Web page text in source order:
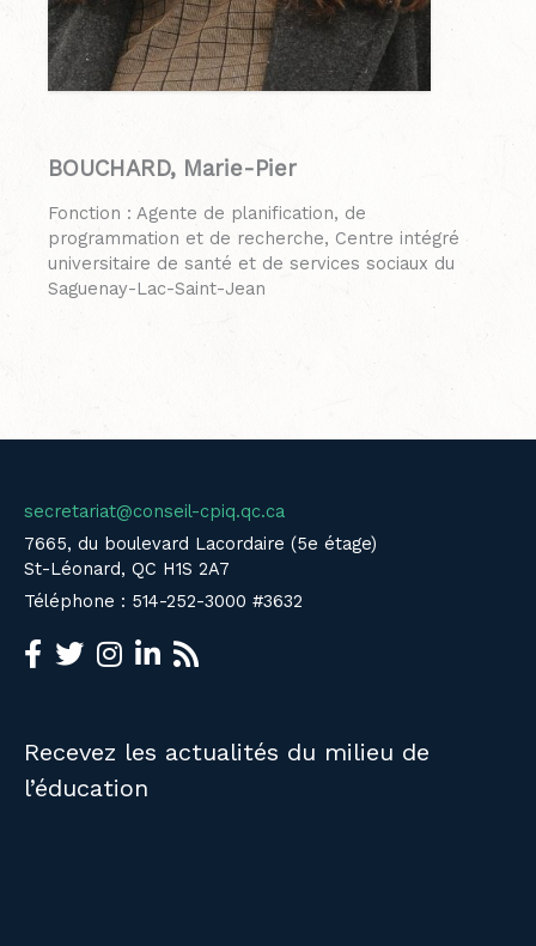
BOUCHARD, Marie-Pier
Fonction : Agente de planification, de
programmation et de recherche, Centre intégré
universitaire de santé et de services sociaux du
Saguenay-Lac-Saint-Jean
secretariat@conseil-cpiq.qc.ca
7665, du boulevard Lacordaire (5e étage)
St-Léonard, QC H1S 2A7
Téléphone : 514-252-3000 #3632
Recevez les actualités du milieu de
l’éducation